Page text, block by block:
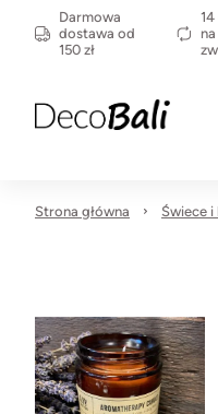
Darmowa
dostawa od
150 zł
na
Strona główna Świece i